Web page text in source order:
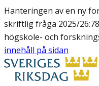
Hanteringen av en ny
skriftlig fråga 2025/
högskole- och
innehåll på sidan